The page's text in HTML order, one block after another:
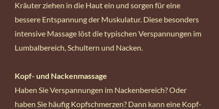
Kräuter ziehen in die Haut ein und sorgen für eine
bessere Entspannung der Muskulatur. Diese besonders
intensive Massage löst die typischen Verspannungen im
Lumbalbereich, Schultern und Nacken.
Kopf- und Nackenmassage
Haben Sie Verspannungen im Nackenbereich? Oder
haben Sie häufig Kopfschmerzen? Dann kann eine Kopf-